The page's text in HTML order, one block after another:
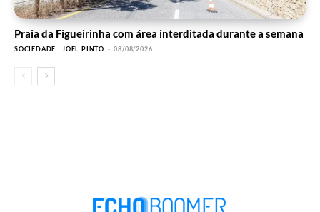
Praia da Figueirinha com área interditada durante a semana
SOCIEDADE JOEL PINTO - 08/08/2026